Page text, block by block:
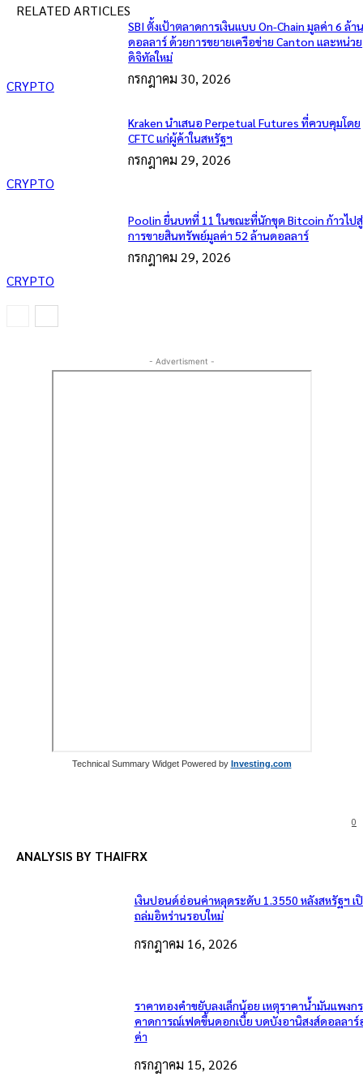
RELATED ARTICLES
CRYPTO
SBI ตั้งเป้าตลาดการเงินแบบ On-Chain มูลค่า 6 ล้า
ดอลลาร์ ด้วยการขยายเครือข่าย Canton และหน่วย
ดิจิทัลใหม่
กรกฎาคม 30, 2026
CRYPTO
Kraken นำเสนอ Perpetual Futures ที่ควบคุมโดย
CFTC แก่ผู้ค้าในสหรัฐฯ
กรกฎาคม 29, 2026
CRYPTO
Poolin ยื่นบทที่ 11 ในขณะที่นักขุด Bitcoin ก้าวไปสู่
การขายสินทรัพย์มูลค่า 52 ล้านดอลลาร์
กรกฎาคม 29, 2026
- Advertisment -
Technical Summary Widget Powered by Investing.com
0
ANALYSIS BY THAIFRX
เงินปอนด์อ่อนค่าหลุดระดับ 1.3550 หลังสหรัฐฯ เ
ถล่มอิหร่านรอบใหม่
กรกฎาคม 16, 2026
ราคาทองคำขยับลงเล็กน้อย เหตุราคาน้ำมันแพงก
คาดการณ์เฟดขึ้นดอกเบี้ย บดบังอานิสงส์ดอลลา
ค่า
กรกฎาคม 15, 2026